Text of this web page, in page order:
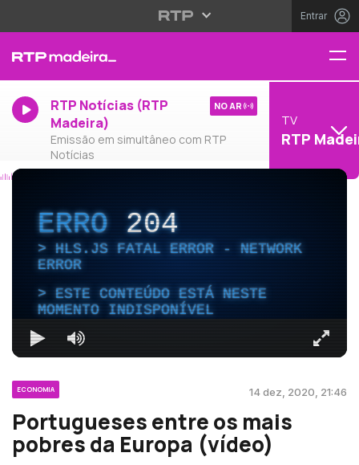
Entrar
RTP Notícias (RTP
Madeira)
Emissão em simultâneo com RTP
Notícias
NO AR
TV
RTP
ERRO204
HLS.JS FATAL ERROR - NETWORK
ERROR
ESTE CONTEÚDO ESTÁ NESTE
MOMENTO INDISPONÍVEL
ECONOMIA 14 dez, 2020, 21:46
Portugueses entre os mais
pobres da Europa (vídeo)